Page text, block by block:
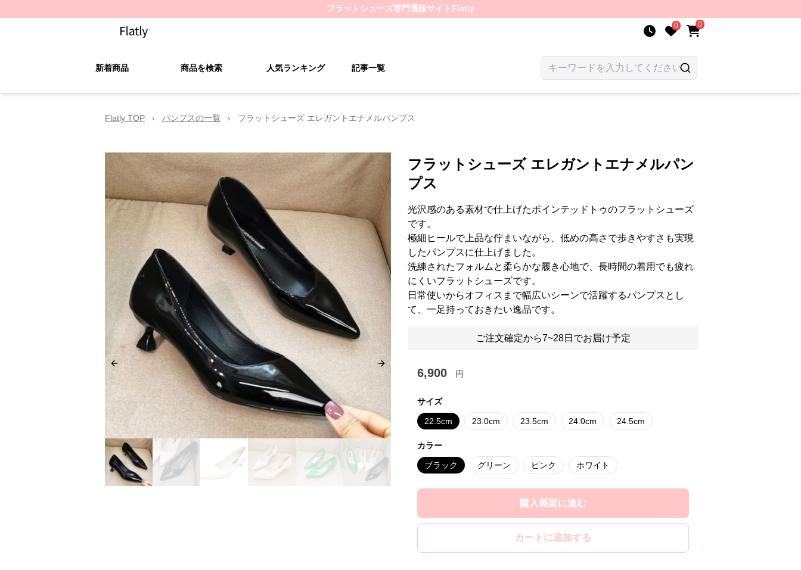
フラットシューズ専門通販サイト Flatly
0 0
新着商品 商品を検索 人気ランキング 記事一覧
Flatly TOP › パンプスの一覧 › フラットシューズ エレガントエナメルパンプス
Previous slide Next slide
フラットシューズ エレガントエナメルパン
プス
光沢感のある素材で仕上げたポインテッドトゥのフラットシューズ
です。
極細ヒールで上品な佇まいながら、低めの高さで歩きやすさも実現
したパンプスに仕上げました。
洗練されたフォルムと柔らかな履き心地で、長時間の着用でも疲れ
にくいフラットシューズです。
日常使いからオフィスまで幅広いシーンで活躍するパンプスとし
て、一足持っておきたい逸品です。
ご注文確定から7~28日でお届け予定
6,900 円
サイズ
22.5cm 23.0cm 23.5cm 24.0cm 24.5cm
カラー
ブラック グリーン ピンク ホワイト
購入画面に進む
カートに追加する